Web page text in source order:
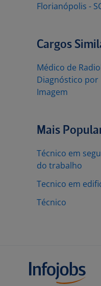
Florianópolis -
Cargos
Médico de
Diagnóstico por
Imagem
Mais
Técnico em
do trabalho
Tecnico em
Técnico